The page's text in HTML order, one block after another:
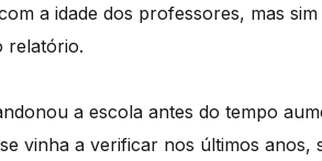
a idade dos professores, mas
relatório.
a escola antes do tempo
vinha a verificar nos últimos anos,